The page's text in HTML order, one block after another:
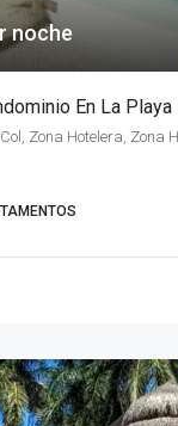
noche
En La Playa